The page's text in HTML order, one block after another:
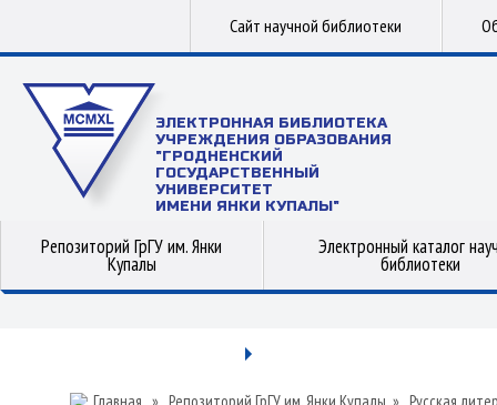
Сайт научной библиотеки
ЭЛЕКТРОННАЯ БИБЛИОТЕКА
УЧРЕЖДЕНИЯ ОБРАЗОВАНИЯ
"ГРОДНЕНСКИЙ
ГОСУДАРСТВЕННЫЙ
УНИВЕРСИТЕТ
ИМЕНИ ЯНКИ КУПАЛЫ"
Репозиторий ГрГУ им. Янки
Купалы
Электронный каталог
библиотеки